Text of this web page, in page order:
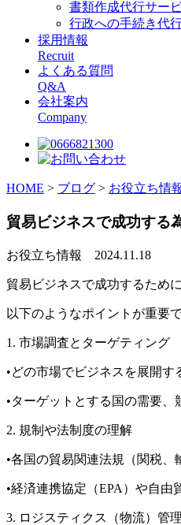
書類作成代行サー
行政への手続き代
採用情報
Recruit
よくある質問
Q&A
会社案内
Company
HOME > ブログ > お役立ち情
貿易ビジネスで成功する
お役立ち情報 2024.11.18
貿易ビジネスで成功するため
以下のようなポイントが重要で
1. 市場調査とターゲティング
•どの市場でビジネスを展開す
•ターゲットとする国の需要、
2. 規制や法制度の理解
•各国の貿易関連法規（関税
•経済連携協定（EPA）や自由
3. ロジスティクス（物流）管理